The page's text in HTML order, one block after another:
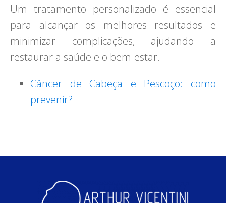
Um tratamento personalizado é essencial
para alcançar os melhores resultados e
minimizar complicações, ajudando a
restaurar a saúde e o bem-estar.
Câncer de Cabeça e Pescoço: como
prevenir?